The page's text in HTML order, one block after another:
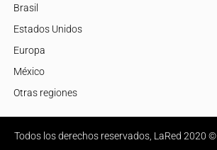
Brasil
Estados Unidos
Europa
México
Otras regiones
Todos los derechos reservados, LaRed 2020 ©